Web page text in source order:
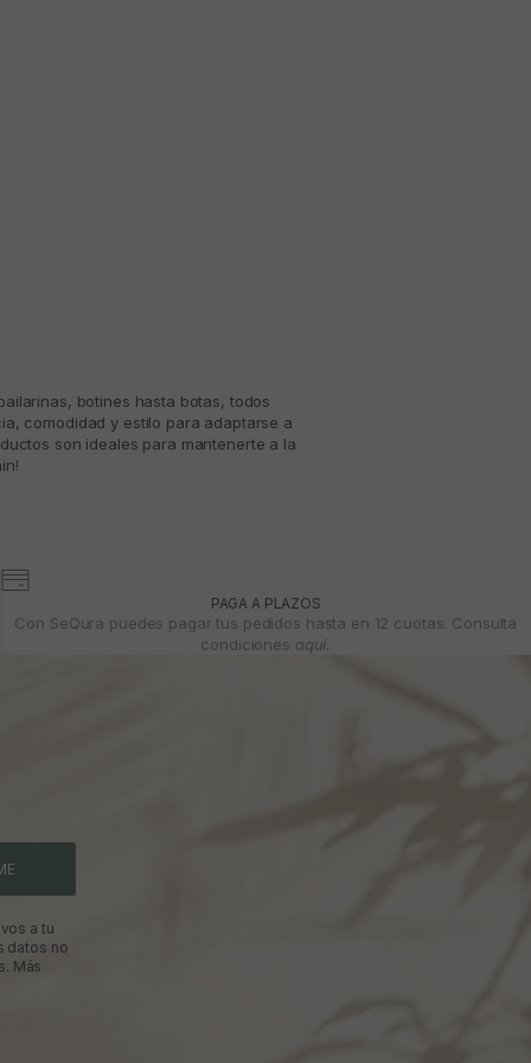
botines hasta botas, todos
comodidad y estilo para adaptarse a
son ideales para mantenerte a la
PAGA A PLAZOS
Con SeQura puedes pagar tus pedidos hasta en 12 cuotas. Consulta
condiciones aquí.
a tu
datos no
Más